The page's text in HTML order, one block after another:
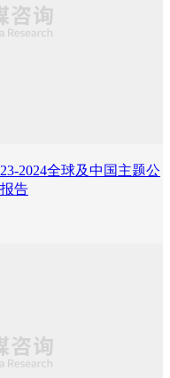
2024全球及中国主题公
告